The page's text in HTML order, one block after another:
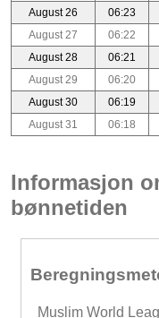
August 26
06:23
August 27
06:22
August 28
06:21
August 29
06:20
August 30
06:19
August 31
06:18
Informasjon
bønnetiden
Muslim World